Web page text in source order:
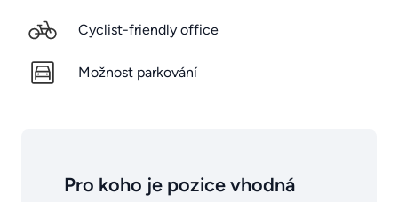
Cyclist-friendly office
Možnost parkování
Pro koho je pozice vhodná